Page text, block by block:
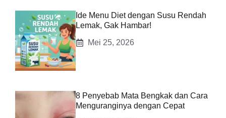
Ide Menu Diet dengan Susu Rendah
Lemak, Gak Hambar!
Mei 25, 2026
8 Penyebab Mata Bengkak dan Cara
Menguranginya dengan Cepat